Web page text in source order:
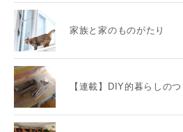
家族と家のものがたり
【連載】DIY的暮らしの